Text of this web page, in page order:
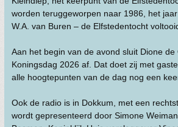
worden teruggeworpen naar 1986, het
W.A. van Buren – de Elfstedentocht
Aan het begin van de avond sluit Dione
Koningsdag 2026 af. Dat doet zij met
alle hoogtepunten van de dag nog een
Ook de radio is in Dokkum, met een
wordt gepresenteerd door Simone